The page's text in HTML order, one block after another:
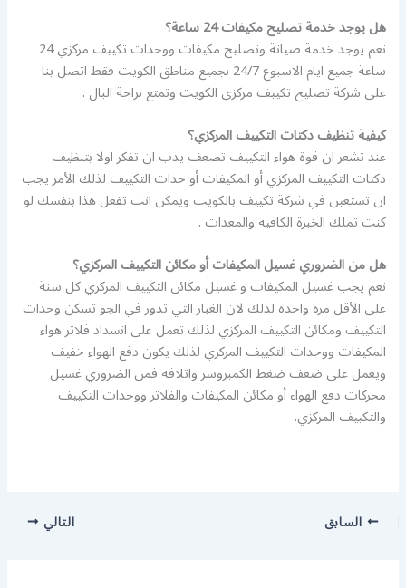
هل يوجد خدمة تصليح مكيفات 24 ساعة؟
نعم يوجد خدمة صيانة وتصليح مكيفات ووحدات تكييف مركزي 24
ساعة جميع ايام الاسبوع 24/7 بجميع مناطق الكويت فقط اتصل بنا
على شركة تصليح تكييف مركزي الكويت وتمتع براحة البال .
كيفية تنظيف دكتات التكييف المركزي؟
عند تشعر ان قوة هواء التكييف تضعف يدب ان تفكر اولا بتنظيف
دكتات التكييف المركزي أو المكيفات أو حدات التكييف لذلك الأمر يجب
ان تستعين في شركة تكييف بالكويت ويمكن انت تفعل هذا بنفسك لو
كنت تملك الخبرة الكافية والمعدات .
هل من الضروري غسيل المكيفات أو مكائن التكييف المركزي؟
نعم يجب غسيل المكيفات و غسيل مكائن التكييف المركزي كل سنة
على الأقل مرة واحدة لذلك لان الغبار التي تدور في الجو تسكن وحدات
التكييف ومكائن التكييف المركزي لذلك تعمل على انسداد فلاتر هواء
المكيفات ووحدات التكييف المركزي لذلك يكون دفع الهواء خفيف
ويعمل على ضعف ضغط الكمبروسر واتلافه فمن الضروري غسيل
محركات دفع الهواء أو مكائن المكيفات والفلاتر ووحدات التكييف
والتكييف المركزي.
السابق التالي